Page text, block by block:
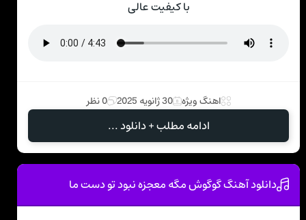
با کیفیت عالی
اهنگ ویژه 30 ژانویه 2025 0 نظر
ادامه مطلب + دانلود ...
دانلود آهنگ گوگوش مگه معجزه نبود تو دست ما